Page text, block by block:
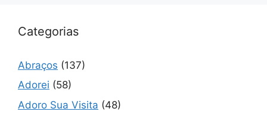
Categorias
Abraços (137)
Adorei (58)
Adoro Sua Visita (48)